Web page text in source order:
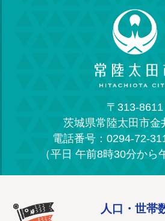
どうする空き家？空き家所有者
2023年12月7日
「働く女性のキャリアを考える
者の登録番号について［インボ
〒313-8611
茨城県常陸太田市金
電話番号：0294-72-
（平日 午前8時30分から